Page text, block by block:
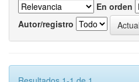
En orden
Autor/registro